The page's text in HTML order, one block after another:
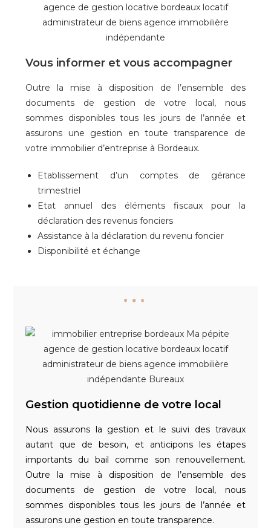
Vous informer et vous accompagner
Outre la mise à disposition de l’ensemble des
documents de gestion de votre local, nous
sommes disponibles tous les jours de l’année et
assurons une gestion en toute transparence de
votre immobilier d’entreprise à Bordeaux.
Etablissement d’un comptes de gérance
trimestriel
Etat annuel des éléments fiscaux pour la
déclaration des revenus fonciers
Assistance à la déclaration du revenu foncier
Disponibilité et échange
Gestion quotidienne de votre local
Nous assurons la gestion et le suivi des travaux
autant que de besoin, et anticipons les étapes
importants du bail comme son renouvellement.
Outre la mise à disposition de l’ensemble des
documents de gestion de votre local, nous
sommes disponibles tous les jours de l’année et
assurons une gestion en toute transparence.